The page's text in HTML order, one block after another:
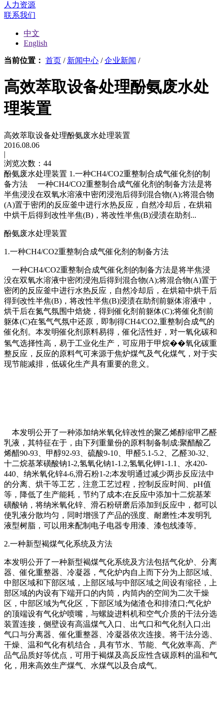
人力资源
联系我们
中文
English
当前位置： 首页 / 新闻中心 / 企业新闻 /
高效萃取设备处理酚氨废水处
理装置
高效萃取设备处理酚氨废水处理装置
2016.08.06
|
浏览次数：44
酚氨废水处理装置 1.一种CH4/CO2重整制合成气催化剂的制
备方法 一种CH4/CO2重整制合成气催化剂的制备方法是将
半焦浸没在双氧水溶液中密闭浸泡后得到混合物(A);将混合物
(A)置于密闭的反应釜中进行水热反应，自然冷却后，在烘箱
中烘干后得到改性半焦(B)，将改性半焦(B)浸渍在助剂...
酚氨废水处理装置
1.一种CH4/CO2重整制合成气催化剂的制备方法
一种CH4/CO2重整制合成气催化剂的制备方法是将半焦浸
没在双氧水溶液中密闭浸泡后得到混合物(A);将混合物(A)置于
密闭的反应釜中进行水热反应，自然冷却后，在烘箱中烘干后
得到改性半焦(B)，将改性半焦(B)浸渍在助剂前躯体溶液中，
烘干后在氮气氛围中焙烧，得到催化剂前躯体(C);将催化剂前
躯体(C)在氢气气氛中还原，即制得CH4/CO2,重整制合成气的
催化剂。本发明催化剂原料易得，催化活性好，对一氧化碳和
氢气选择性高，易于工业化生产，可应用于甲烷��氧化碳重
整反应，反应的原料气可来源于焦炉煤气及气化煤气，对于实
现节能减排，低碳化生产具有重要的意义。
本发明公开了一种添加纳米氧化锌改性的聚乙烯醇缩甲乙醛
乳液，其特征在于，由下列重量份的原料制备制成:聚醋酸乙
烯醋90-93、甲醇92-93、硫酸9-10、甲醛5.1-5.2、乙醛30-32、
十二烷基苯磺酸钠1-2,氢氧化钠1-1.2,氢氧化钾1-1.1、水420-
440、纳米氧化锌4-6,滑石粉1-2;本发明通过减少两步反应法中
的分离、烘干等工艺，注意工艺过程，控制反应时间、pH值
等，降低了生产能耗，节约了成本;在反应中添加十二烷基苯
磺酸钠，将纳米氧化锌、滑石粉研磨后添加到反应中，都可以
使乳液分散均匀，同时增强了产品的强度、耐磨性;本发明乳
液型树脂，可以用来配制电子电器专用漆、漆包线漆等。
2.一种新型褐煤气化系统及方法
本发明公开了一种新型褐煤气化系统及方法包括气化炉、分离
器、催化重整器、冷凝器，气化炉内自上而下分为上部区域、
中部区域和下部区域，上部区域与中部区域之间设有缩径，上
部区域的内设有下端开口的内筒，内筒内的空间为二次干燥
区，中部区域为气化区，下部区域为储渣仓和排渣口;气化炉
的顶端设有气化炉喷嘴，与螺旋进料机和空气介质的干法分选
装置连接，侧壁设有高温煤气入口、出气口和气化剂入口;出
气口与分离器、催化重整器、冷凝器依次连接。将干法分选、
干燥、温和气化有机结合，具有节水、节能、气化效率高、产
品气品质好等优点，可用于褐煤及高反应性含碳原料的温和气
化，用来高效生产煤气、水煤气以及合成气。